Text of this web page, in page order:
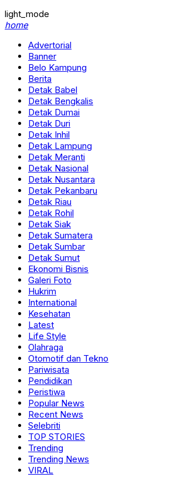
light_mode
home
Advertorial
Banner
Belo Kampung
Berita
Detak Babel
Detak Bengkalis
Detak Dumai
Detak Duri
Detak Inhil
Detak Lampung
Detak Meranti
Detak Nasional
Detak Nusantara
Detak Pekanbaru
Detak Riau
Detak Rohil
Detak Siak
Detak Sumatera
Detak Sumbar
Detak Sumut
Ekonomi Bisnis
Galeri Foto
Hukrim
International
Kesehatan
Latest
Life Style
Olahraga
Otomotif dan Tekno
Pariwisata
Pendidikan
Peristiwa
Popular News
Recent News
Selebriti
TOP STORIES
Trending
Trending News
VIRAL